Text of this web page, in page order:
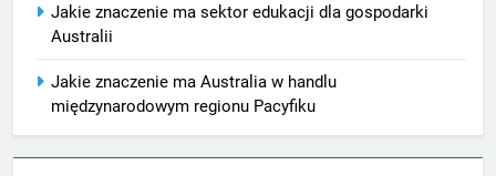
Jakie znaczenie ma sektor edukacji dla gospodarki
Australii
Jakie znaczenie ma Australia w handlu
międzynarodowym regionu Pacyfiku